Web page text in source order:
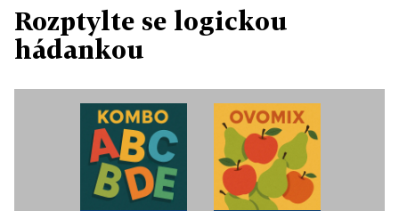
Rozptylte se logickou
hádankou